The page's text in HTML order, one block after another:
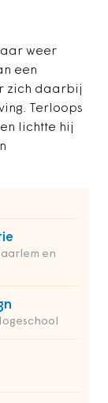
weer
een
zich daarbij
Terloops
lichtte hij
en